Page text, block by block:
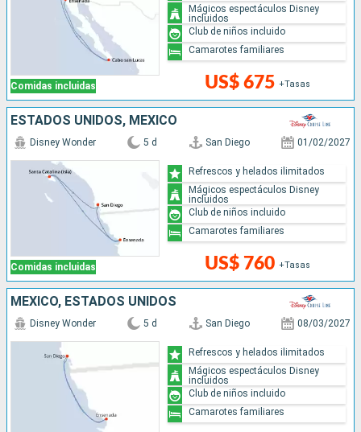
Comidas incluidas US$ 675 +Tasas
Mágicos espectáculos Disney
incluidos
Club de niños incluido
Camarotes familiares
ESTADOS UNIDOS, MÉXICO
Comidas incluidas
Disney Wonder 5 d San Diego 01/02/2027
US$ 760 +Tasas
Refrescos y helados ilimitados
Mágicos espectáculos Disney
incluidos
Club de niños incluido
Camarotes familiares
MÉXICO, ESTADOS UNIDOS
Disney Wonder 5 d San Diego 08/03/2027
Refrescos y helados ilimitados
Mágicos espectáculos Disney
incluidos
Club de niños incluido
Camarotes familiares